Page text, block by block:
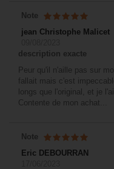
Note
jean Christophe Malicet
description exacte
Peur qu'il n'aille pas sur
fallait mais c'est
longs que l'original, et je
Contente de mon achat...
Note
Eric DEBOURRAN